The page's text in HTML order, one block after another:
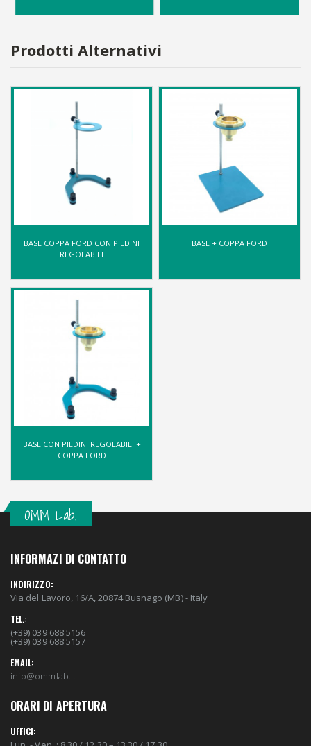
Prodotti Alternativi
BASE COPPA FORD CON PIEDINI
REGOLABILI
BASE + COPPA FORD
BASE CON PIEDINI REGOLABILI +
COPPA FORD
OMM Lab.
INFORMAZI DI CONTATTO
INDIRIZZO:
Via del Lavoro, 16/A, 20874 Busnago (MB) - Italy
TEL.:
(+39) 039 688 5156
(+39) 039 688 5157
EMAIL:
info@ommlab.it
ORARI DI APERTURA
UFFICI: